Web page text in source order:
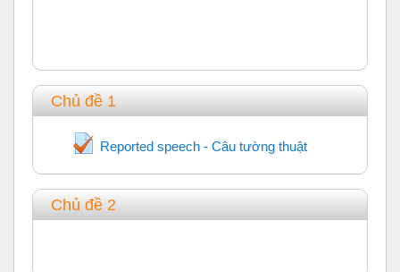
Chủ đề 1
Reported speech - Câu tường thuậtTrắc nghiệm
Chủ đề 2